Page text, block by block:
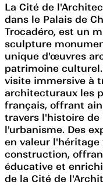
La Cité de
dans le Palais de
Trocadéro, est un
sculpture
unique d'œuvres
patrimoine
visite immersive à
architecturaux les
français, offrant
travers l'histoire
l'urbanisme. Des
en valeur
construction,
éducative et
de la Cité de